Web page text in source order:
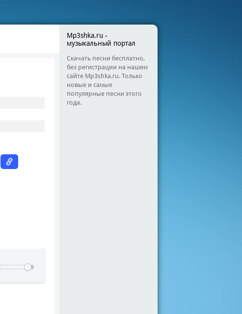
Mp3shka.ru -
музыкальный портал
Скачать песни бесплатно,
без регистрации на нашем
сайте Mp3shka.ru. Только
новые и самые
популярные песни этого
года.